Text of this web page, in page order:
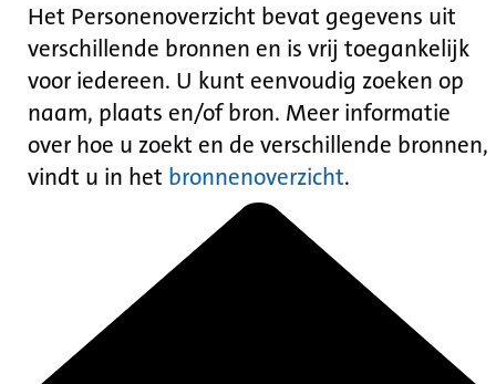
Het Personenoverzicht bevat gegevens uit
verschillende bronnen en is vrij toegankelijk
voor iedereen. U kunt eenvoudig zoeken op
naam, plaats en/of bron. Meer informatie
over hoe u zoekt en de verschillende bronnen,
vindt u in het bronnenoverzicht.